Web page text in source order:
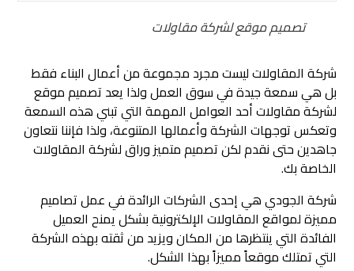
تصميم موقع لشركة مقاولات
شركة المقاولات ليست مجرد مجموعة من أعمال البناء فقط
بل هي سمعة جيدة في سوق العمل ولذا يعد تصميم موقع
لشركة مقاولات أحد العوامل المهمة التي تبني هذه السمعة
وتعكس توجهات الشركة وأعمالها المتنوعة، ولذا فإننا نتعاون
جاهدين حتى نقدم لكن تصميم متميز وراق لشركة المقاولات
الخاصة بك.
شركة الجودي هي إحدى الشركات الرائدة في عمل تصاميم
مميزة لمواقع المقاولات الإلكترونية بشكل يمنح العميل
الفائدة التي ينتظرها من المكان ويزيد من ثقته بهذه الشركة
التي تمتلك موقعاً مميزاً بهذا الشكل.